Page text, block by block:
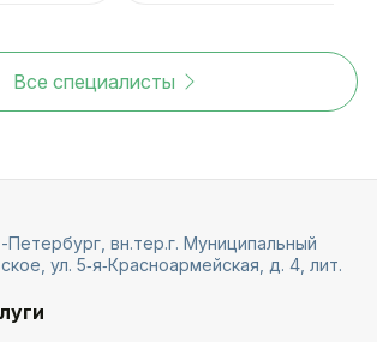
Все специалисты
Петербург, вн.тер.г. Муниципальный
ул. 5‑я‑Красноармейская, д. 4, лит.